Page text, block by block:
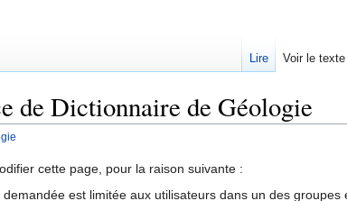
de Dictionnaire de Géologie
cette page, pour la raison suivante :
est limitée aux utilisateurs dans un des groupes
Lire Voir le